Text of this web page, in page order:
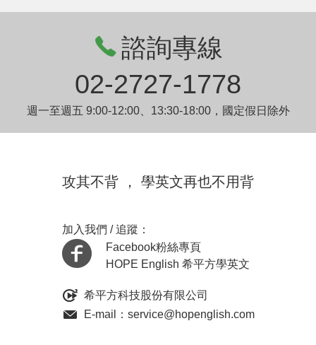
諮詢專線
02-2727-1778
週一至週五 9:00-12:00、13:30-18:00，國定假日除外
攻其不背 ， 學英文再也不用背
加入我們 / 追蹤：
Facebook粉絲專頁
HOPE English 希平方學英文
希平方科技股份有限公司
E-mail：service@hopenglish.com